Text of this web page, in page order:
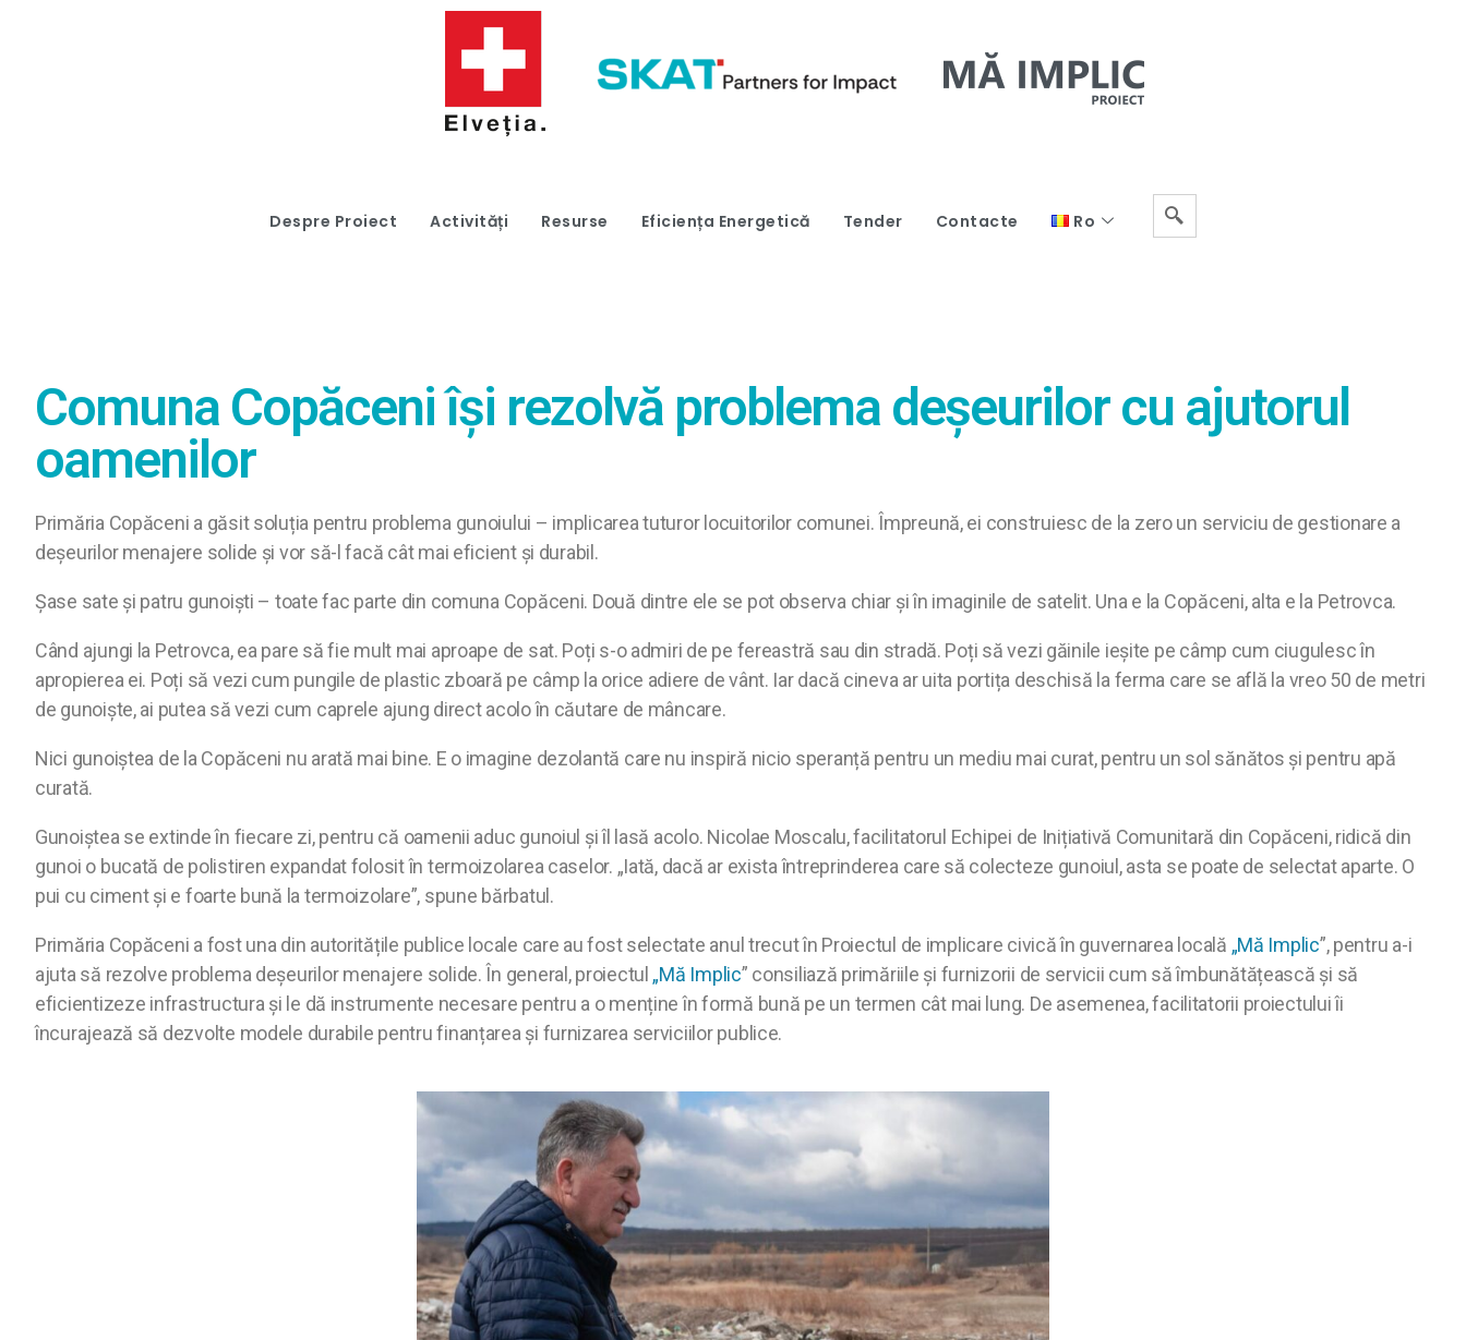
Despre Proiect Activități Resurse Eficiența Energetică Tender Contacte Ro
Comuna Copăceni își rezolvă problema deșeurilor cu ajutorul
oamenilor
Primăria Copăceni a găsit soluția pentru problema gunoiului – implicarea tuturor locuitorilor comunei. Împreună, ei construiesc de la zero un serviciu de gestionare a
deșeurilor menajere solide și vor să-l facă cât mai eficient și durabil.
Șase sate și patru gunoiști – toate fac parte din comuna Copăceni. Două dintre ele se pot observa chiar și în imaginile de satelit. Una e la Copăceni, alta e la Petrovca.
Când ajungi la Petrovca, ea pare să fie mult mai aproape de sat. Poți s-o admiri de pe fereastră sau din stradă. Poți să vezi găinile ieșite pe câmp cum ciugulesc în
apropierea ei. Poți să vezi cum pungile de plastic zboară pe câmp la orice adiere de vânt. Iar dacă cineva ar uita portița deschisă la ferma care se află la vreo 50 de metri
de gunoiște, ai putea să vezi cum caprele ajung direct acolo în căutare de mâncare.
Nici gunoiștea de la Copăceni nu arată mai bine. E o imagine dezolantă care nu inspiră nicio speranță pentru un mediu mai curat, pentru un sol sănătos și pentru apă
curată.
Gunoiștea se extinde în fiecare zi, pentru că oamenii aduc gunoiul și îl lasă acolo. Nicolae Moscalu, facilitatorul Echipei de Inițiativă Comunitară din Copăceni, ridică din
gunoi o bucată de polistiren expandat folosit în termoizolarea caselor. „Iată, dacă ar exista întreprinderea care să colecteze gunoiul, asta se poate de selectat aparte. O
pui cu ciment și e foarte bună la termoizolare”, spune bărbatul.
Primăria Copăceni a fost una din autoritățile publice locale care au fost selectate anul trecut în Proiectul de implicare civică în guvernarea locală „Mă Implic”, pentru a-i
ajuta să rezolve problema deșeurilor menajere solide. În general, proiectul „Mă Implic” consiliază primăriile și furnizorii de servicii cum să îmbunătățească și să
eficientizeze infrastructura și le dă instrumente necesare pentru a o menține în formă bună pe un termen cât mai lung. De asemenea, facilitatorii proiectului îi
încurajează să dezvolte modele durabile pentru finanțarea și furnizarea serviciilor publice.